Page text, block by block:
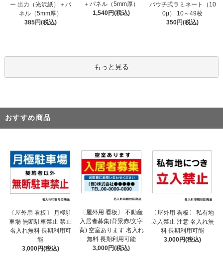
ー 出力（光沢紙）＋パ
ネル（5mm厚）
385円(税込)
＋パネル（5mm厚）
1,540円(税込)
パウチ式ラミネート（10
0μ） 10～49枚
350円(税込)
もっと見る
おすすめ商品
〔屋外用 看板〕 月極駐
車場 無断駐車禁止 禁止
名入れ無料 長期利用可
能
3,000円(税込)
〔屋外用 看板〕 不動産
入居者募集(背景赤/文字
黄) 空室あります 名入れ
無料 長期利用可能
3,000円(税込)
〔屋外用 看板〕 私有地
立入禁止 注意 名入れ無
料 長期利用可能
3,000円(税込)